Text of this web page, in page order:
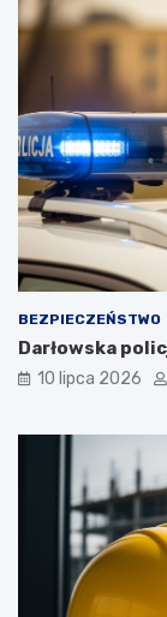
BEZPIECZEŃSTWO
Darłowska
10 lipca 2026